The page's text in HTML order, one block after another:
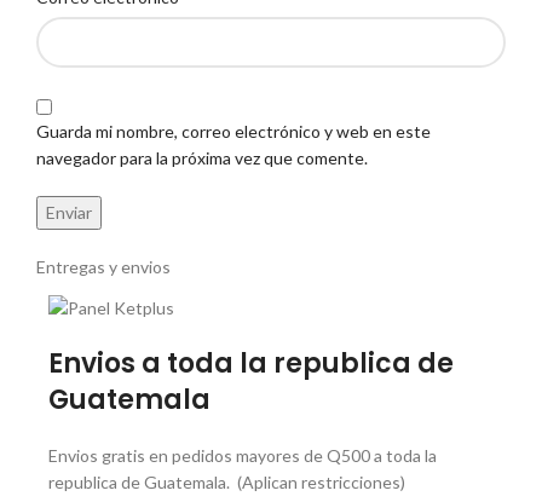
Guarda mi nombre, correo electrónico y web en este
navegador para la próxima vez que comente.
Entregas y envios
Envios a toda la republica de
Guatemala
Envios gratis en pedidos mayores de Q500 a toda la
republica de Guatemala. (Aplican restricciones)